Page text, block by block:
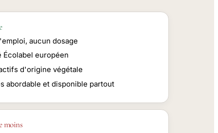
aucun dosage
Écolabel européen
d'origine végétale
abordable et disponible partout
moins